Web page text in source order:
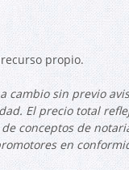
propio.
cambio sin previo
El precio total
conceptos de
en